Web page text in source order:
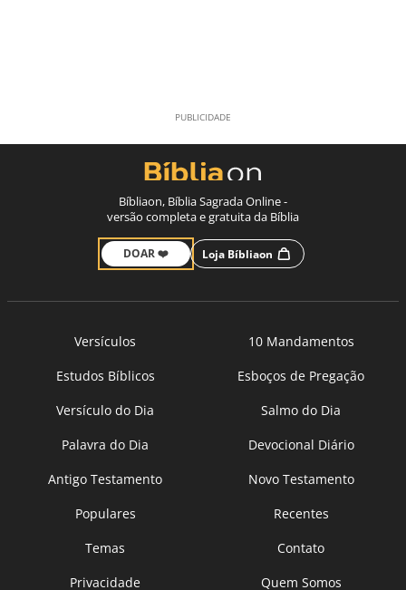
Bíbliaon, Bíblia Sagrada Online -
versão completa e gratuita da Bíblia
DOAR ❤️ Loja Bíbliaon
Versículos
10 Mandamentos
Estudos Bíblicos
Esboços de Pregação
Versículo do Dia
Salmo do Dia
Palavra do Dia
Devocional Diário
Antigo Testamento
Novo Testamento
Populares
Recentes
Temas
Contato
Privacidade
Quem Somos